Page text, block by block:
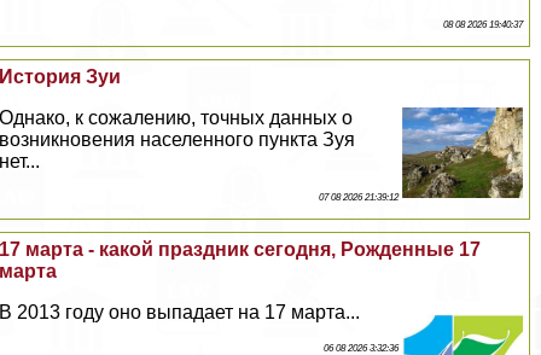
08 08 2026 19:40:37
История Зуи
Однако, к сожалению, точных данных о
возникновения населенного пункта Зуя
нет...
07 08 2026 21:39:12
17 марта - какой праздник сегодня, Рожденные 17
марта
В 2013 году оно выпадает на 17 марта...
06 08 2026 3:32:36